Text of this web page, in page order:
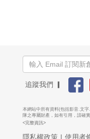
追蹤我們 ▎
本網站中所有資料(包括影音.文
隊之專屬財產，如有引用，請確
<完整資訊>
隱私權政策 | 使用者